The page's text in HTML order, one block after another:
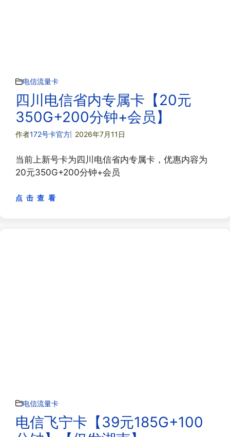
电信流量卡
四川电信省内专属卡【20元
350G+200分钟+会员】
作者172号卡官方 2026年7月11日
当前上新号卡为四川电信省内专属卡，优惠内容为
20元350G+200分钟+会员
点 击 查 看
电信流量卡
电信飞宁卡【39元185G+100